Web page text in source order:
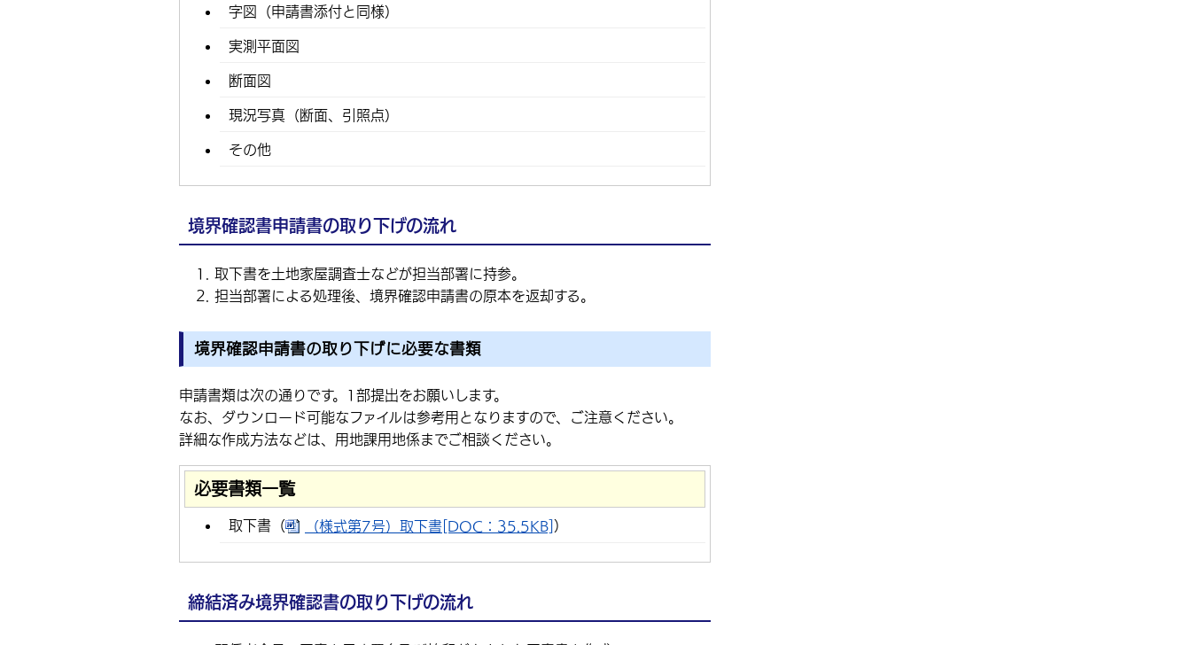
字図（申請書添付と同様）
実測平面図
断面図
現況写真（断面、引照点）
その他
境界確認書申請書の取り下げの流れ
取下書を土地家屋調査士などが担当部署に持参。
担当部署による処理後、境界確認申請書の原本を返却する。
境界確認申請書の取り下げに必要な書類
申請書類は次の通りです。1部提出をお願いします。
なお、ダウンロード可能なファイルは参考用となりますので、ご注意ください。
詳細な作成方法などは、用地課用地係までご相談ください。
必要書類一覧
取下書（ （様式第7号）取下書[DOC：35.5KB] ）
締結済み境界確認書の取り下げの流れ